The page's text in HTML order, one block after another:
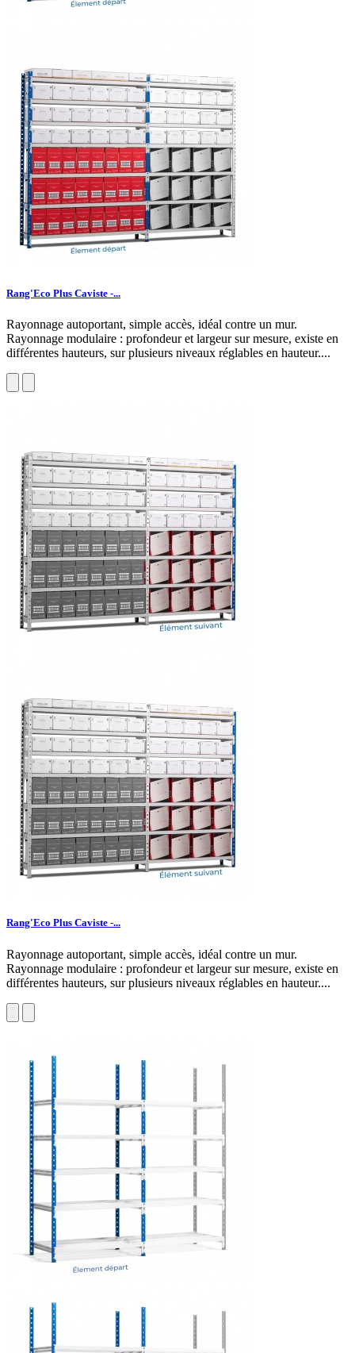
Rang'Eco Plus Caviste -...
Rayonnage autoportant, simple accès, idéal contre un mur.
Rayonnage modulaire : profondeur et largeur sur mesure, existe en
différentes hauteurs, sur plusieurs niveaux réglables en hauteur....
Rang'Eco Plus Caviste -...
Rayonnage autoportant, simple accès, idéal contre un mur.
Rayonnage modulaire : profondeur et largeur sur mesure, existe en
différentes hauteurs, sur plusieurs niveaux réglables en hauteur....